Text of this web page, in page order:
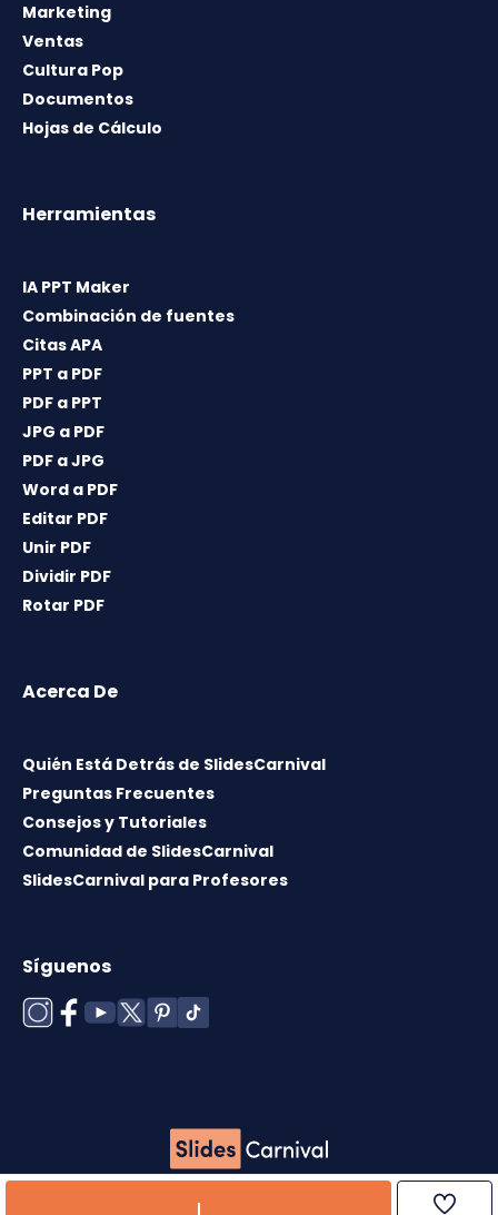
Marketing
Ventas
Cultura Pop
Documentos
Hojas de Cálculo
Herramientas
IA PPT Maker
Combinación de fuentes
Citas APA
PPT a PDF
PDF a PPT
JPG a PDF
PDF a JPG
Word a PDF
Editar PDF
Unir PDF
Dividir PDF
Rotar PDF
Acerca De
Quién Está Detrás de SlidesCarnival
Preguntas Frecuentes
Consejos y Tutoriales
Comunidad de SlidesCarnival
SlidesCarnival para Profesores
Síguenos
Copyright © 2026 ·Término de uso·Licencia de